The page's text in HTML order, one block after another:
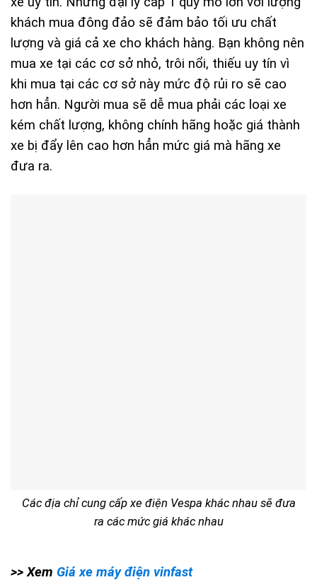
khách mua đông đảo sẽ đảm bảo tối ưu chất
lượng và giá cả xe cho khách hàng. Bạn không nên
mua xe tại các cơ sở nhỏ, trôi nổi, thiếu uy tín vì
khi mua tại các cơ sở này mức độ rủi ro sẽ cao
hơn hẳn. Người mua sẽ dễ mua phải các loại xe
kém chất lượng, không chính hãng hoặc giá thành
xe bị đẩy lên cao hơn hẳn mức giá mà hãng xe
đưa ra.
Các địa chỉ cung cấp xe điện Vespa khác nhau sẽ đưa
ra các mức giá khác nhau
>> Xem Giá xe máy điện vinfast